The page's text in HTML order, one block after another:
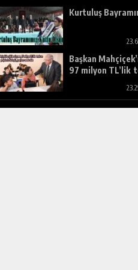
Kurtuluş
Başkan
97 milyon TL’lik